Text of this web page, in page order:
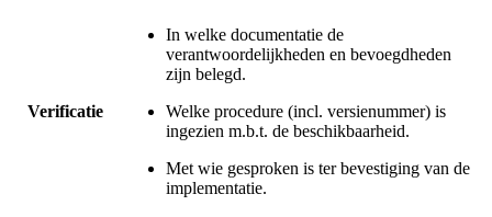
Verificatie
In welke documentatie de
verantwoordelijkheden en bevoegdheden
zijn belegd.
Welke procedure (incl. versienummer) is
ingezien m.b.t. de beschikbaarheid.
Met wie gesproken is ter bevestiging van de
implementatie.